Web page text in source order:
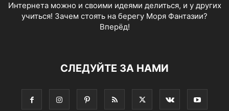
Интернета можно и своими идеями делиться, и у других
учиться! Зачем стоять на берегу Моря Фантазии?
Вперёд!
СЛЕДУЙТЕ ЗА НАМИ